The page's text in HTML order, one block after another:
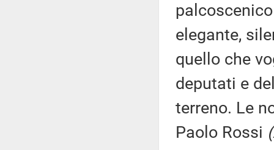
elegante,
quello che
deputati e
terreno. Le
Paolo Rossi